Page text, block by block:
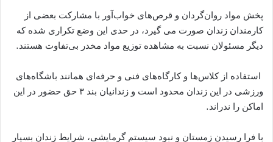
پخش مواد روان‌گردان و قرص‌های خواب‌آور با مشارکت بعضی از
کارمندان زندان صورت می گیرد، در حدی این وضع تکراری شده که
دیگر مسئولان نسبت به مشاهده توزیع مواد مخدر بی‌تفاوت هستند.
استفاده از کلاس‌ها و کارگاه‌های فنی و حرفه‌ای همانند باشگاه‌های
ورزشی در این زندان محدود است و زندانیان بند ۳ حق حضور در این
اماکن را ندراند.
با فرا رسیدن زمستان و نبود سیستم گرمایشی، شرایط زندان بسیار